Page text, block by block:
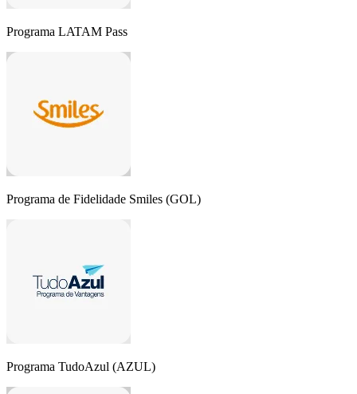
Programa LATAM Pass
Programa de Fidelidade Smiles (GOL)
Programa TudoAzul (AZUL)